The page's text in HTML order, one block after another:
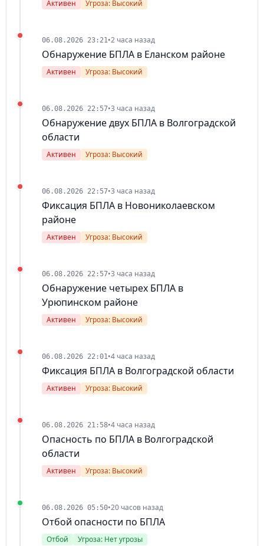
Активен Угроза: Высокий
06.08.2026 23:21•2 часа назад
Обнаружение БПЛА в Еланском районе
Активен Угроза: Высокий
06.08.2026 22:57•3 часа назад
Обнаружение двух БПЛА в Волгоградской
области
Активен Угроза: Высокий
06.08.2026 22:57•3 часа назад
Фиксация БПЛА в Новониколаевском
районе
Активен Угроза: Высокий
06.08.2026 22:57•3 часа назад
Обнаружение четырех БПЛА в
Урюпинском районе
Активен Угроза: Высокий
06.08.2026 22:01•4 часа назад
Фиксация БПЛА в Волгоградской области
Активен Угроза: Высокий
06.08.2026 21:58•4 часа назад
Опасность по БПЛА в Волгоградской
области
Активен Угроза: Высокий
06.08.2026 05:50•20 часов назад
Отбой опасности по БПЛА
Отбой Угроза: Нет угрозы